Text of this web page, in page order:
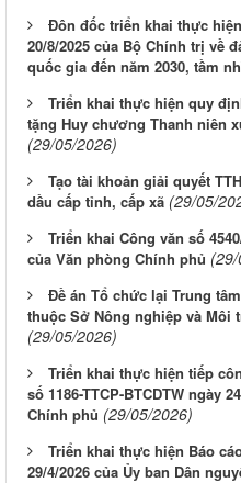
Đôn đốc triển khai thực
20/8/2025 của Bộ Chính trị về
quốc gia đến năm 2030, tầm
Triển khai thực hiện quy
tặng Huy chương Thanh niên
(29/05/2026)
Tạo tài khoản giải quyết
dầu cấp tỉnh, cấp xã (29/05/
Triển khai Công văn số
của Văn phòng Chính phủ
Đề án Tổ chức lại Trung
thuộc Sở Nông nghiệp và Môi
(29/05/2026)
Triển khai thực hiện tiếp
số 1186-TTCP-BTCDTW ngày
Chính phủ (29/05/2026)
Triển khai thực hiện Báo
29/4/2026 của Ủy ban Dân